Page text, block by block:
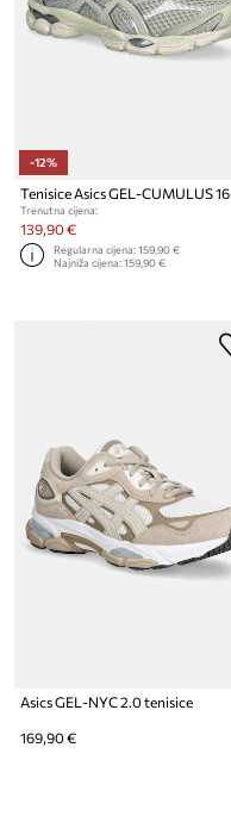
-12%
Tenisice Asics GEL-CUMULUS 16
Trenutna cijena:
139,90 €
Regularna cijena:159,90 €
Najniža cijena:159,90 €
Asics GEL-NYC 2.0 tenisice
169,90 €